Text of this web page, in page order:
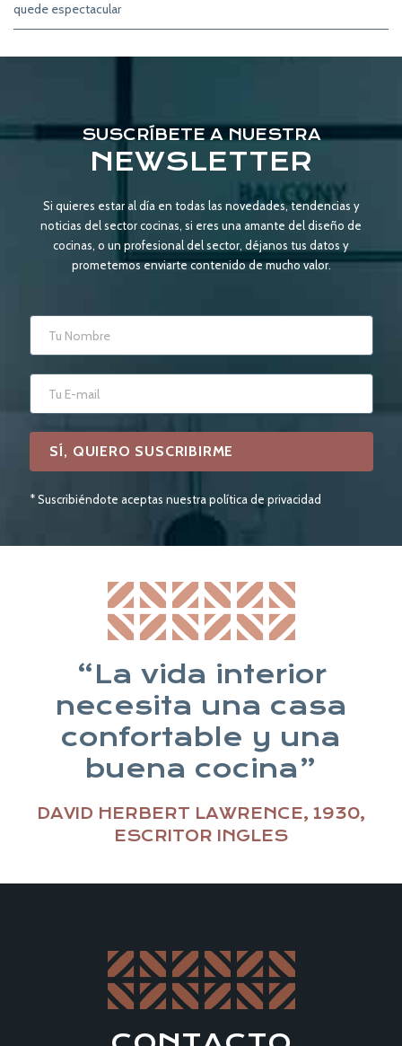
quede espectacular
SUSCRÍBETE A NUESTRA
NEWSLETTER
Si quieres estar al día en todas las novedades, tendencias y
noticias del sector cocinas, si eres una amante del diseño de
cocinas, o un profesional del sector, déjanos tus datos y
prometemos enviarte contenido de mucho valor.
* Suscribiéndote aceptas nuestra política de privacidad
“La vida interior
necesita una casa
confortable y una
buena cocina”
DAVID HERBERT LAWRENCE, 1930,
ESCRITOR INGLES